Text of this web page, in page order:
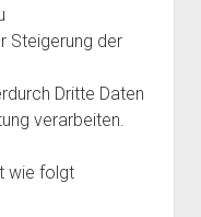
Steigerung der
Dritte Daten
verarbeiten.
wie folgt